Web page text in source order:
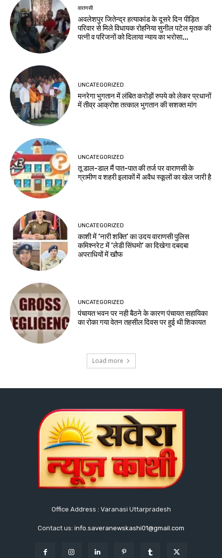
वाराणसी
अवलेशपुर जितेन्द्र हत्याकांड के दूसरे दिन पीड़ित
परिवार से मिले विधायक रोहनिया सुनील पटेल मृतक की
पत्नी व परिजनों को दिलाया न्याय का भरोसा...
UNCATEGORIZED
मनरेगा भुगतान में लंबित करोड़ों रुपये को लेकर प्रधानों
में तीव्र आक्रोश तत्काल भुगतान की सशक्त मांग
UNCATEGORIZED
तू डाल-डाल मैं पात-पात की तर्ज पर वाराणसी के
ग्रामीण व शहरी इलाकों में अवैध स्कूलों का खेल जारी है
UNCATEGORIZED
काशी में ‘नारी शक्ति’ का उदय वाराणसी पुलिस
कमिश्नरेट में ‘लेडी सिंघमो’ का दिखेगा दबदबा
अपराधियों में खौफ
UNCATEGORIZED
पंचायत भवन पर नही बैठने के कारण पंचायत सहायिका
का रोका गया वेतन तहसील दिवस पर हुई थी शिकायत
Load more
Office Address : Varanasi Uttarpradesh
Contact us: info.saveranewskashi01@gmail.com